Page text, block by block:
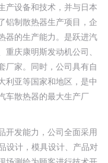
产设备和技术，并与日本
铝制散热器生产项目，企
器的生产能力。是跃进汽
庆康明斯发动机公司、
厂家。同时，公司具有自
利亚等国家和地区，是中
车散热器的最大生产厂
开发能力，公司全面采用
设计，模具设计、产品对